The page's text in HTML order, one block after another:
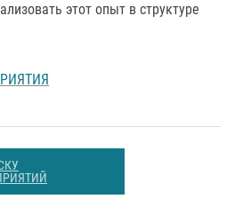
этот опыт в структуре